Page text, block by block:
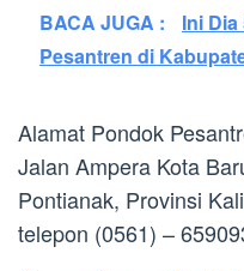
BACA JUGA :
Ini
Pesantren di
Alamat Pondok
Jalan Ampera Kota
Pontianak, Provinsi
telepon (0561) –